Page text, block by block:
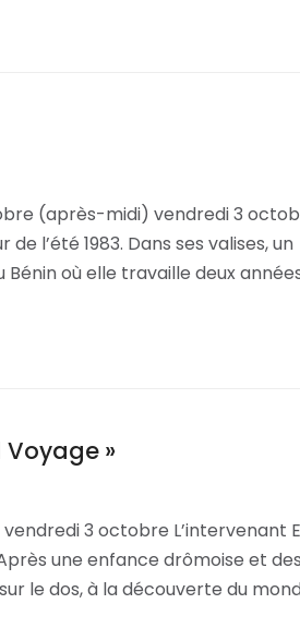
(après-midi) vendredi 3
l’été 1983. Dans ses valises, un
où elle travaille deux
»
3 octobre L’intervenant
une enfance drômoise et des
le dos, à la découverte du